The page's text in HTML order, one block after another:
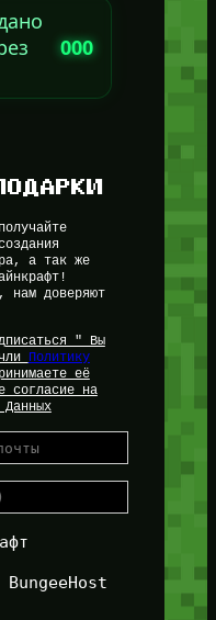
000
а так же
нам доверяют
" Вы
Политику
её
согласие на
Данных